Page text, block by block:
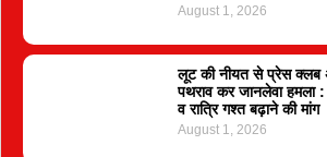
August 1, 2026
लूट की नीयत से प्रेस क्लब
पथराव कर जानलेवा हमला :
व रात्रि गश्त बढ़ाने की मांग
August 1, 2026